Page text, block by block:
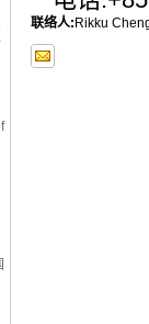
联络人:Rikku